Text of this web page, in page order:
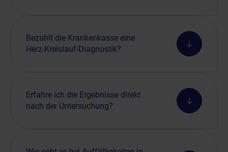
Bezahlt die Krankenkasse eine
Herz-Kreislauf-Diagnostik?
Erfahre ich die Ergebnisse direkt
nach der Untersuchung?